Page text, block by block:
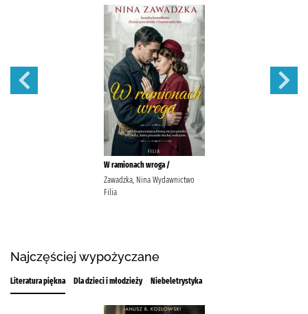
W ramionach wroga /
Zawadzka, Nina Wydawnictwo
Filia
Najczęściej wypożyczane
Literatura piękna Dla dzieci i młodzieży Niebeletrystyka